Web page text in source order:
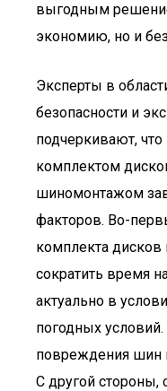
выгодным
экономию, но и
Эксперты в
безопасности и
подчеркивают,
комплектом
шиномонтажом
факторов. Во-
комплекта дисков
сократить время
актуально в
погодных
повреждения шин
С другой